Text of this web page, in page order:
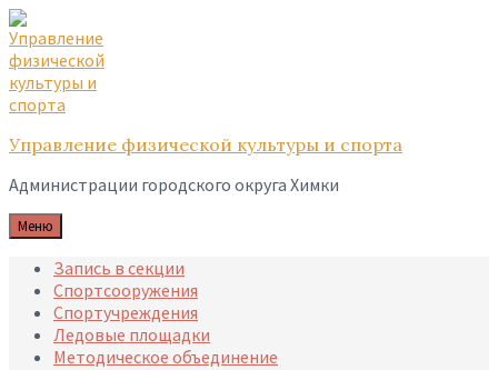
Skip
to
content
Skip
to
main
navigation
Skip
to
footer
Управление физической культуры и спорта
Администрации городского округа Химки
Меню
Запись в секции
Спортсооружения
Спортучреждения
Ледовые площадки
Методическое объединение